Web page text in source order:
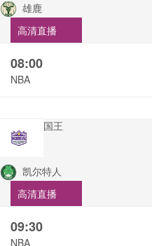
雄鹿
高清直播
08:00
NBA
国王
凯尔特人
高清直播
09:30
NBA